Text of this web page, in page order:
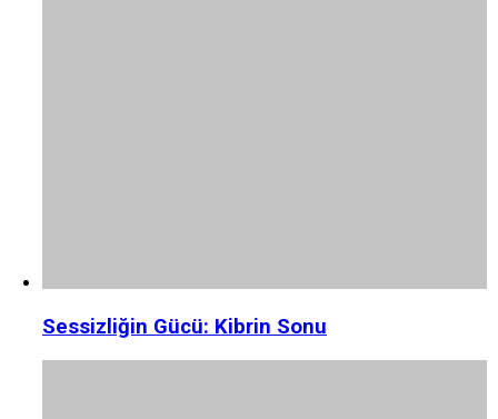
Sessizliğin Gücü: Kibrin Sonu